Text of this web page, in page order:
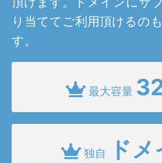
り当ててご利用頂けるの
す。
最大容量
独自 ド